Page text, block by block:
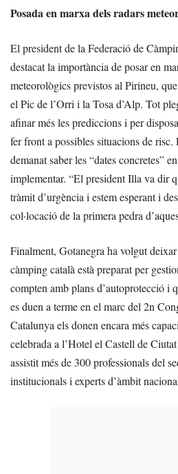
Posada en marxa dels radars
El president de la Federació de
destacat la importància de posar en
meteorològics previstos al Pirineu,
el Pic de l’Orri i la Tosa d’Alp. Tot
afinar més les prediccions i per
fer front a possibles situacions de risc.
demanat saber les “dates concretes”
implementar. “El president Illa va dir
tràmit d’urgència i estem esperant i
col·locació de la primera pedra
Finalment, Gotanegra ha volgut
càmping català està preparat per
compten amb plans d’autoprotecció i
es duen a terme en el marc del 2n
Catalunya els donen encara més
celebrada a l’Hotel el Castell de
assistit més de 300 professionals del
institucionals i experts d’àmbit